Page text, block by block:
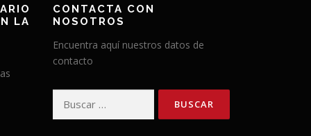
LA
CONTACTA CON
NOSOTROS
Encuentra aquí nuestros datos de
contacto